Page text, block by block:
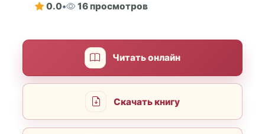
0.0• 16 просмотров
Читать онлайн
Скачать книгу